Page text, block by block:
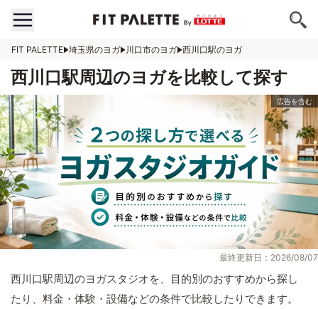
FIT PALETTE 埼玉県のヨガ 川口市のヨガ 西川口駅のヨガ
西川口駅周辺のヨガを比較して探す
最終更新日：2026/08/07
西川口駅周辺のヨガスタジオを、目的別のおすすめから探し
たり、料金・体験・設備などの条件で比較したりできます。